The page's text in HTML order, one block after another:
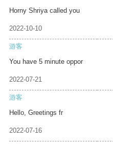
Horny Shriya called you
2022-10-10
游客
You have 5 minute oppor
2022-07-21
游客
Hello, Greetings fr
2022-07-16